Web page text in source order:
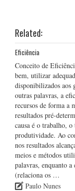
Related:
Eficiência
Conceito de
bem, utilizar
disponibilizados aos
outras palavras, a
recursos de forma a
resultados pré-
causa é o trabalho,
produtividade. Ao
nos resultados
meios e métodos
palavras, enquanto
(relaciona os …
Paulo Nunes